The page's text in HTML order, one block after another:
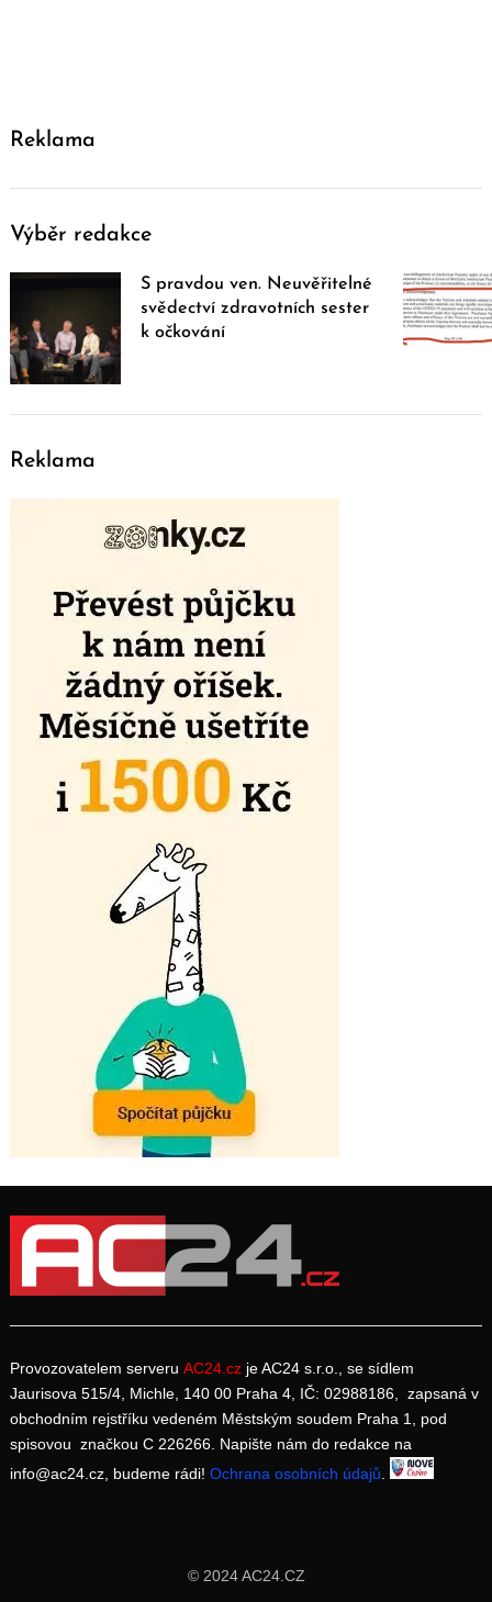
Reklama
Výběr redakce
S pravdou ven. Neuvěřitelné
svědectví zdravotních sester
k očkování
Reklama
Provozovatelem serveru AC24.cz je AC24 s.r.o., se sídlem
Jaurisova 515/4, Michle, 140 00 Praha 4, IČ: 02988186, zapsaná v
obchodním rejstříku vedeném Městským soudem Praha 1, pod
spisovou značkou C 226266. Napište nám do redakce na
info@ac24.cz, budeme rádi! Ochrana osobních údajů
© 2024 AC24.CZ